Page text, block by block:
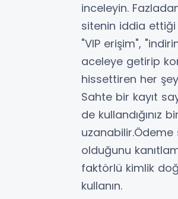
inceleyin.
sitenin iddia ettiği
"VIP erişim",
aceleye getirip
hissettiren her
Sahte bir kayıt
de kullandığınız
uzanabilir.Ödeme
olduğunu
faktörlü kimlik
kullanın.